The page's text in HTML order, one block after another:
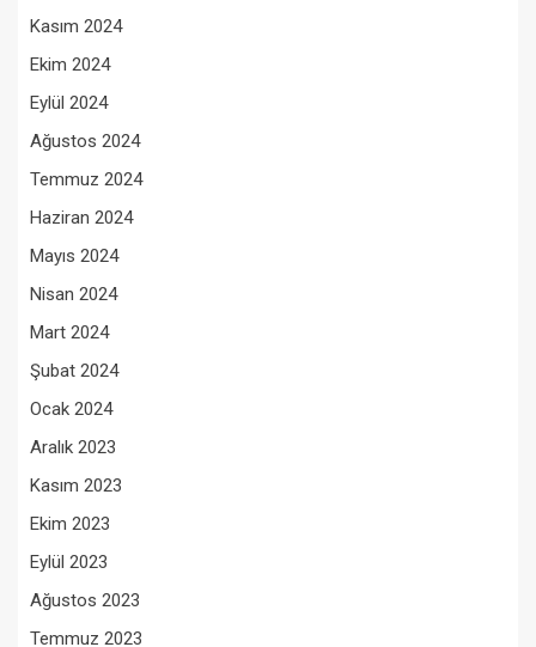
Kasım 2024
Ekim 2024
Eylül 2024
Ağustos 2024
Temmuz 2024
Haziran 2024
Mayıs 2024
Nisan 2024
Mart 2024
Şubat 2024
Ocak 2024
Aralık 2023
Kasım 2023
Ekim 2023
Eylül 2023
Ağustos 2023
Temmuz 2023